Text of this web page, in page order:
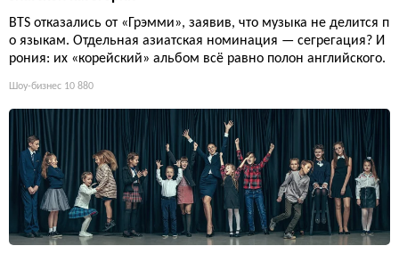
BTS отказались от «Грэмми», заявив, что музыка не делится п
о языкам. Отдельная азиатская номинация — сегрегация? И
рония: их «корейский» альбом всё равно полон английского.
Шоу-бизнес 10 880